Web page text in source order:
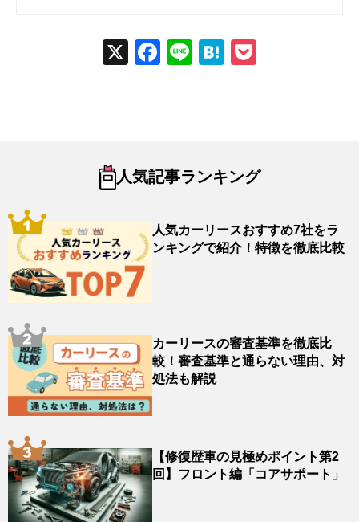
X
Fac
Line
Hat
人気記事ランキング
人気カーリースおすすめ7社をラ
ンキングで紹介！特徴を徹底比較
カーリースの審査基準を徹底比
較！審査基準と通らない理由、対
処法も解説
【修復歴車の見極めポイント第2
回】フロント編「コアサポート」